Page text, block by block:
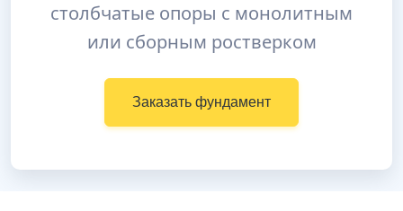
столбчатые опоры с монолитным
или сборным ростверком
Заказать фундамент